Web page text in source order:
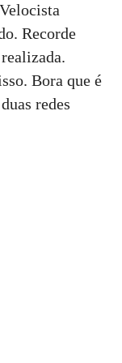
Recorde
Bora que é
redes